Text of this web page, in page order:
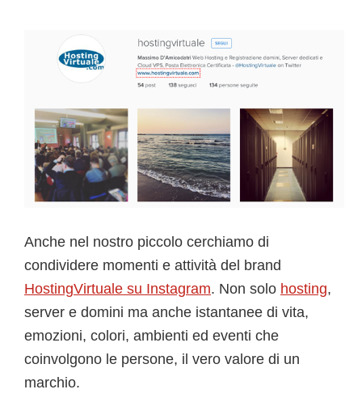
Anche nel nostro piccolo cerchiamo di
condividere momenti e attività del brand
HostingVirtuale su Instagram. Non solo hosting,
server e domini ma anche istantanee di vita,
emozioni, colori, ambienti ed eventi che
coinvolgono le persone, il vero valore di un
marchio.